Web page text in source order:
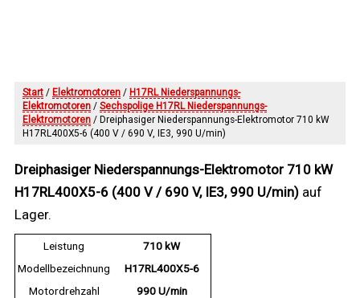
Start / Elektromotoren / H17RL Niederspannungs-
Elektromotoren / Sechspolige H17RL Niederspannungs-
Elektromotoren / Dreiphasiger Niederspannungs-Elektromotor 710 kW
H17RL400X5-6 (400 V / 690 V, IE3, 990 U/min)
Dreiphasiger Niederspannungs-Elektromotor 710 kW
H17RL400X5-6 (400 V / 690 V, IE3, 990 U/min) auf
Lager.
Leistung
710 kW
Modellbezeichnung
H17RL400X5-6
Motordrehzahl
990 U/min